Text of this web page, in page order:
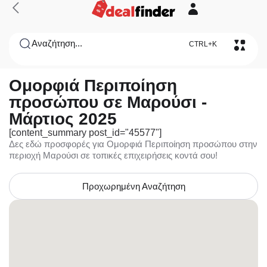
Αναζήτηση... CTRL+K
Ομορφιά Περιποίηση
προσώπου σε Μαρούσι -
Μάρτιος 2025
[content_summary post_id="45577"]
Δες εδώ προσφορές για Ομορφιά Περιποίηση προσώπου στην
περιοχή Μαρούσι σε τοπικές επιχειρήσεις κοντά σου!
Προχωρημένη Αναζήτηση